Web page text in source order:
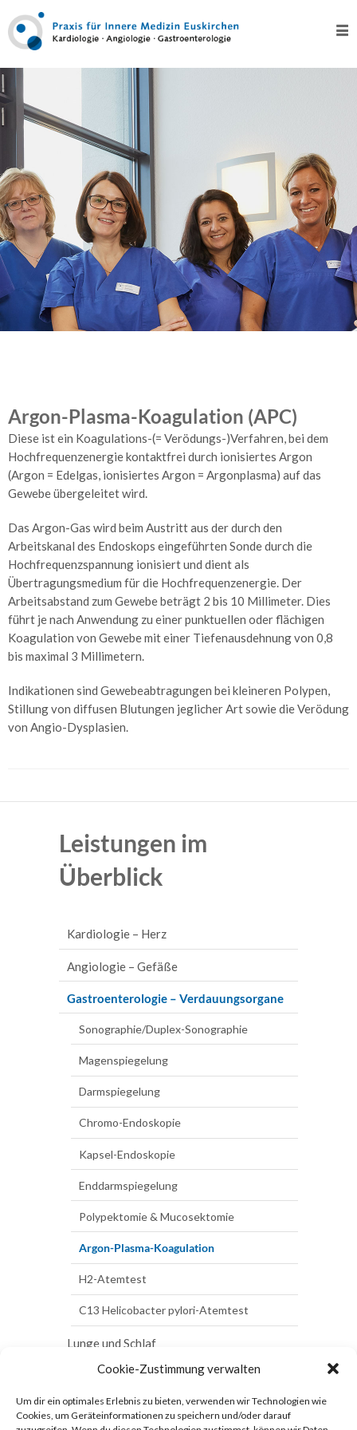
Cookie-Zustimmung verwalten
Um dir ein optimales Erlebnis zu bieten, verwenden wir Technologien wie
Cookies, um Geräteinformationen zu speichern und/oder darauf
Argon-Plasma-Koagulation (APC)
Diese ist ein Koagulations-(= Verödungs-)Verfahren, bei dem
Hochfrequenzenergie kontaktfrei durch ionisiertes Argon
(Argon = Edelgas, ionisiertes Argon = Argonplasma) auf das
Gewebe übergeleitet wird.
Das Argon-Gas wird beim Austritt aus der durch den
Arbeitskanal des Endoskops eingeführten Sonde durch die
Hochfrequenzspannung ionisiert und dient als
Übertragungsmedium für die Hochfrequenzenergie. Der
Arbeitsabstand zum Gewebe beträgt 2 bis 10 Millimeter. Dies
führt je nach Anwendung zu einer punktuellen oder flächigen
Koagulation von Gewebe mit einer Tiefenausdehnung von 0,8
bis maximal 3 Millimetern.
Indikationen sind Gewebeabtragungen bei kleineren Polypen,
Stillung von diffusen Blutungen jeglicher Art sowie die Verödung
von Angio-Dysplasien.
Leistungen im
Überblick
Kardiologie – Herz
EKG, Langzeit-EKG und Eventrecording
Telemetrie und Homemonitoring
Belastungstests
Herz-Ultraschall
Herzschrittmacher
Kardio-MR
Herzkatheteruntersuchung
Angiologie – Gefäße
Arterienuntersuchungen
Venenuntersuchungen
Gastroenterologie – Verdauungsorgane
Sonographie/Duplex-Sonographie
Magenspiegelung
Darmspiegelung
Chromo-Endoskopie
Kapsel-Endoskopie
Enddarmspiegelung
Polypektomie & Mucosektomie
Argon-Plasma-Koagulation
H2-Atemtest
C13 Helicobacter pylori-Atemtest
Lunge und Schlaf
Bodyplethysmographie
Blutgasanalyse
Schilddrüse und Stoffwechsel
Hormonbestimmung
Vorsorge
Home
Über
Kontakt
Test
Kardiologie
–
Herz
EKG,
Langzeit-
EKG
und
Homemonitoring
Herzschrittmacher
Herz-
Ultraschall
Kardio-
MR
Herzkatheteruntersuchung
Angiologie
–
Gefäße
Venenuntersuchungen
Gastroenterologie
Sonographie/Duplex-
Magenspiegelung
Darmspiegelung
Endoskopie
Kapsel-
Endoskopie
Enddarmspiegelung
Polypektomie
Mucosektomie
Argon-
Plasma-
Koagulation
Atemtest
Atemtest
Bodyplethysmographie
Blutgasanalyse